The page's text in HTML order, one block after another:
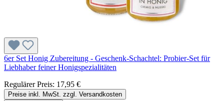
6er Set Honig Zubereitung - Geschenk-Schachtel: Probier-Set für
Liebhaber feiner Honigspezialitäten
Regulärer Preis: 17,95 €
Preise inkl. MwSt. zzgl. Versandkosten